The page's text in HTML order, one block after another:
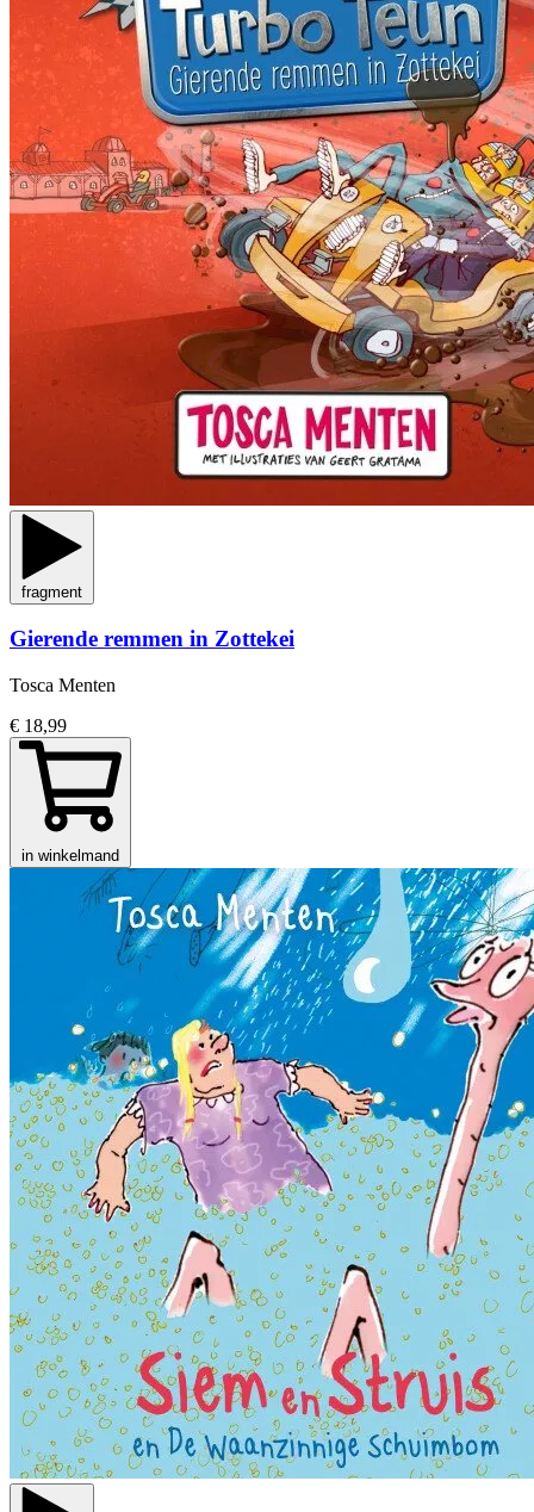
fragment
Gierende remmen in Zottekei
Tosca Menten
€ 18,99
in winkelmand